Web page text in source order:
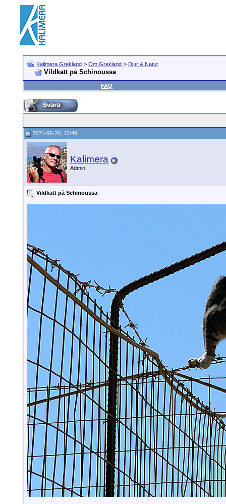
Kalimera Grekland > Om Grekland > Djur & Natur
Vildkatt på Schinoussa
FAQ
2021-06-20, 13:49
Kalimera
Admin
Vildkatt på Schinoussa